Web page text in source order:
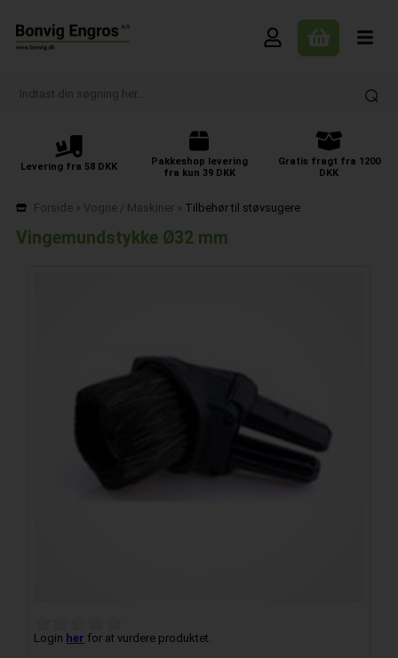
Levering fra 58 DKK
Pakkeshop levering
fra kun 39 DKK
Gratis fragt fra 1200
DKK
Forside» Vogne / Maskiner» Tilbehør til støvsugere
Vingemundstykke Ø32 mm
Login her for at vurdere produktet.